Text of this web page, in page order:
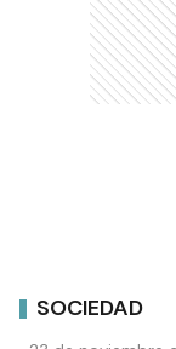
SOCIEDAD